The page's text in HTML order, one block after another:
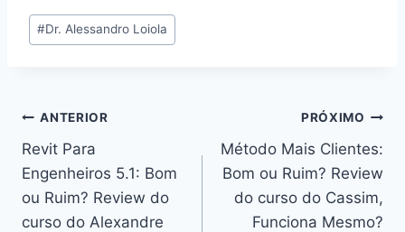
Tags
do
#Dr. Alessandro Loiola
Navegação
de
Post
ANTERIOR
Revit Para
Engenheiros 5.1: Bom
ou Ruim? Review do
curso do Alexandre
PRÓXIMO
Método Mais Clientes:
Bom ou Ruim? Review
do curso do Cassim,
Funciona Mesmo?